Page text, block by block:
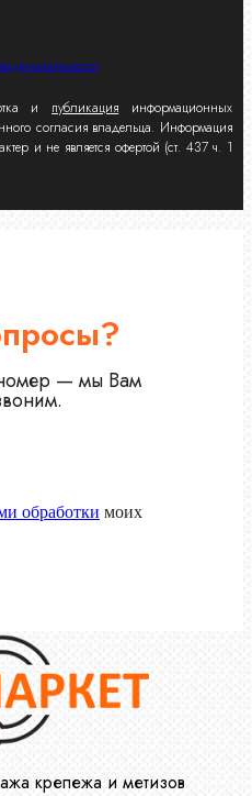
и публикация информационных
согласия владельца. Информация
и не является офертой (ст. 437 ч. 1
— мы Вам
обработки моих
крепежа и метизов